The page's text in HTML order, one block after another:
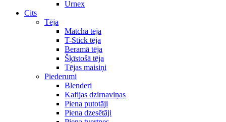
Urnex
Cits
Tēja
Matcha tēja
T-Stick tēja
Beramā tēja
Šķīstošā tēja
Tējas maisiņi
Piederumi
Blenderi
Kafijas dzirnaviņas
Piena putotāji
Piena dzesētāji